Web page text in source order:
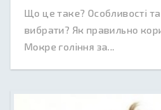
Що це таке? Особливості
вибрати? Як правильно
Мокре гоління за...